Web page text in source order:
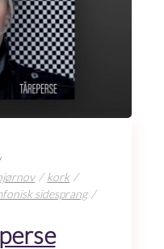
kork
sidesprang